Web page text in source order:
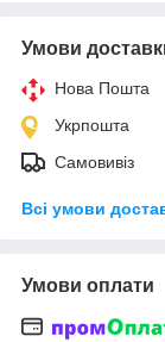
Умови
Нова Пошта
Укрпошта
Самовивіз
Всі умови
Умови оплати